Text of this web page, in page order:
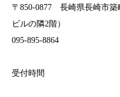
〒850-0877 長崎県長崎市築
ビルの隣2階）
095-895-8864
受付時間